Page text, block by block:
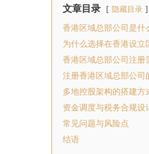
文章目录 隐藏目录
香港区域总部公司是什
为什么选择在香港设立
香港区域总部公司注册
注册香港区域总部公司
多地控股架构的搭建方
资金调度与税务合规设
常见问题与风险点
结语